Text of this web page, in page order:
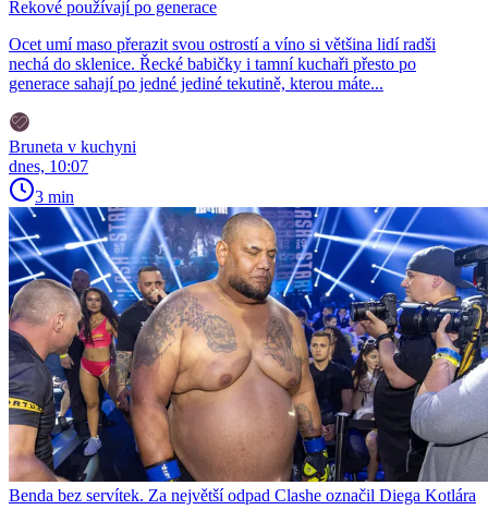
Řekové používají po generace
Ocet umí maso přerazit svou ostrostí a víno si většina lidí radši
nechá do sklenice. Řecké babičky i tamní kuchaři přesto po
generace sahají po jedné jediné tekutině, kterou máte...
Bruneta v kuchyni
dnes, 10:07
3 min
Benda bez servítek. Za největší odpad Clashe označil Diega Kotlára